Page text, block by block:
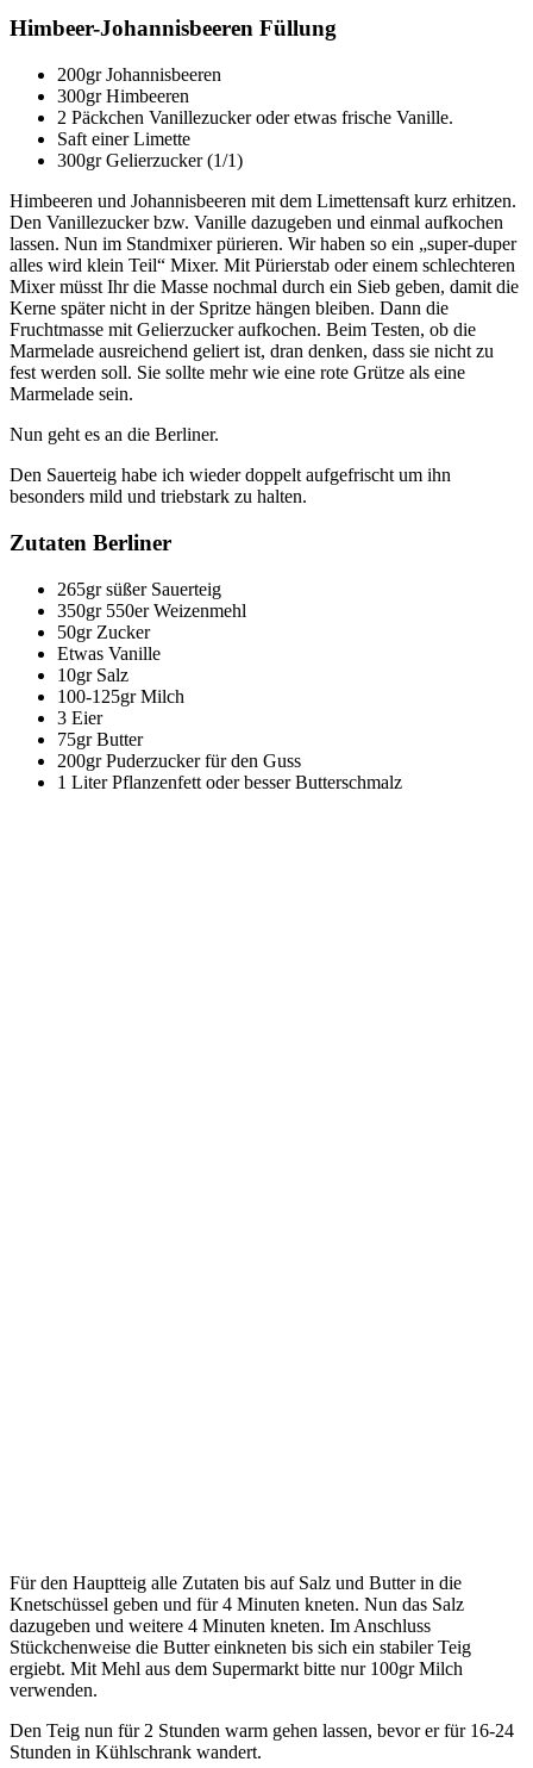
Himbeer-Johannisbeeren Füllung
200gr Johannisbeeren
300gr Himbeeren
2 Päckchen Vanillezucker oder etwas frische Vanille.
Saft einer Limette
300gr Gelierzucker (1/1)
Himbeeren und Johannisbeeren mit dem Limettensaft kurz erhitzen.
Den Vanillezucker bzw. Vanille dazugeben und einmal aufkochen
lassen. Nun im Standmixer pürieren. Wir haben so ein „super-duper
alles wird klein Teil“ Mixer. Mit Pürierstab oder einem schlechteren
Mixer müsst Ihr die Masse nochmal durch ein Sieb geben, damit die
Kerne später nicht in der Spritze hängen bleiben. Dann die
Fruchtmasse mit Gelierzucker aufkochen. Beim Testen, ob die
Marmelade ausreichend geliert ist, dran denken, dass sie nicht zu
fest werden soll. Sie sollte mehr wie eine rote Grütze als eine
Marmelade sein.
Nun geht es an die Berliner.
Den Sauerteig habe ich wieder doppelt aufgefrischt um ihn
besonders mild und triebstark zu halten.
Zutaten Berliner
265gr süßer Sauerteig
350gr 550er Weizenmehl
50gr Zucker
Etwas Vanille
10gr Salz
100-125gr Milch
3 Eier
75gr Butter
200gr Puderzucker für den Guss
1 Liter Pflanzenfett oder besser Butterschmalz
Für den Hauptteig alle Zutaten bis auf Salz und Butter in die
Knetschüssel geben und für 4 Minuten kneten. Nun das Salz
dazugeben und weitere 4 Minuten kneten. Im Anschluss
Stückchenweise die Butter einkneten bis sich ein stabiler Teig
ergiebt. Mit Mehl aus dem Supermarkt bitte nur 100gr Milch
verwenden.
Den Teig nun für 2 Stunden warm gehen lassen, bevor er für 16-24
Stunden in Kühlschrank wandert.